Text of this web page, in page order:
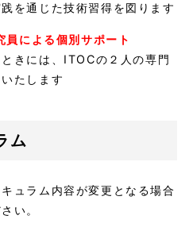
を通じた技術習得を図ります
による個別サポート
きには、ITOCの２人の専門
たします
ム
ュラム内容が変更となる場合
い。